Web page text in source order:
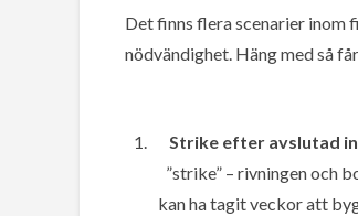
Det finns flera scenarier inom
nödvändighet. Häng med så
Strike efter avslutad
”strike” – rivningen och
kan ha tagit veckor att